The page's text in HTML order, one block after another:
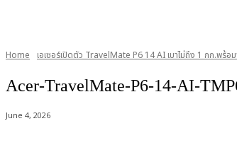
Home เอเซอร์เปิดตัว TravelMate P6 14 AI เบาไม่ถึง 1 กก.พร้
Acer-TravelMate-P6-14-AI-
June 4, 2026